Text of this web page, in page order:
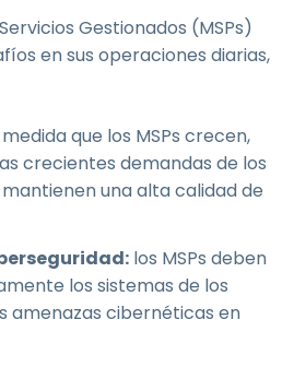
Gestionados (MSPs)
en sus operaciones diarias,
que los MSPs crecen,
crecientes demandas de los
una alta calidad de
los MSPs deben
los sistemas de los
amenazas cibernéticas en